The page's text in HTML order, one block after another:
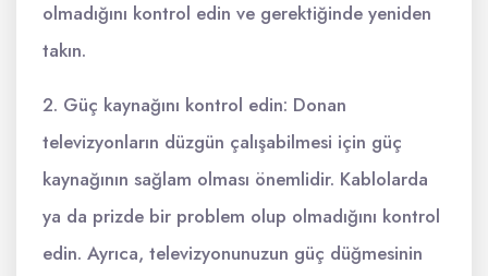
olmadığını kontrol edin ve gerektiğinde yeniden
takın.
2. Güç kaynağını kontrol edin: Donan
televizyonların düzgün çalışabilmesi için güç
kaynağının sağlam olması önemlidir. Kablolarda
ya da prizde bir problem olup olmadığını kontrol
edin. Ayrıca, televizyonunuzun güç düğmesinin